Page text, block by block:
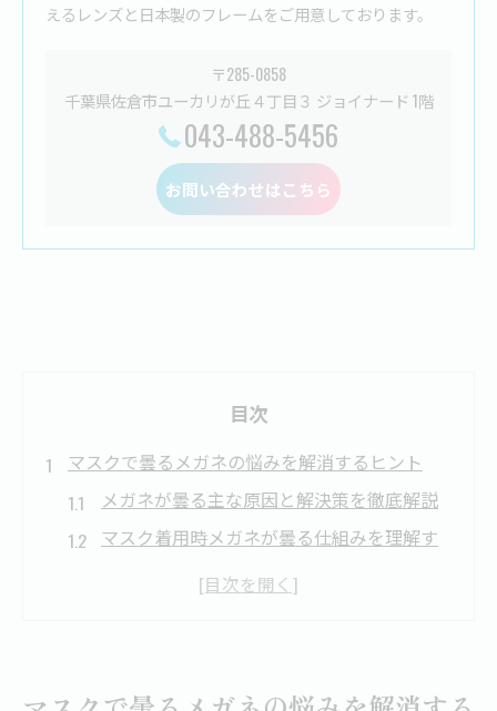
えるレンズと日本製のフレームをご用意しております。
〒285-0858
千葉県佐倉市ユーカリが丘４丁目３ ジョイナード 1階
043-488-5456
お問い合わせはこちら
目次
マスクで曇るメガネの悩みを解消するヒント
メガネが曇る主な原因と解決策を徹底解説
マスク着用時メガネが曇る仕組みを理解す